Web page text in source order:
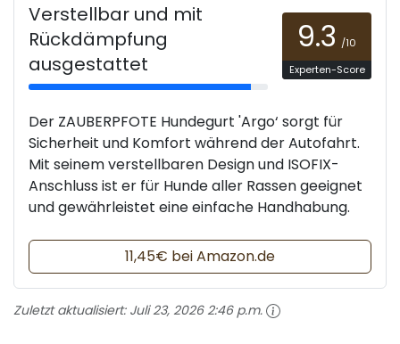
Verstellbar und mit
Rückdämpfung
ausgestattet
9.3 /10
Experten-Score
Der ZAUBERPFOTE Hundegurt 'Argo‘ sorgt für
Sicherheit und Komfort während der Autofahrt.
Mit seinem verstellbaren Design und ISOFIX-
Anschluss ist er für Hunde aller Rassen geeignet
und gewährleistet eine einfache Handhabung.
11,45€ bei Amazon.de
Zuletzt aktualisiert: Juli 23, 2026 2:46 p.m.